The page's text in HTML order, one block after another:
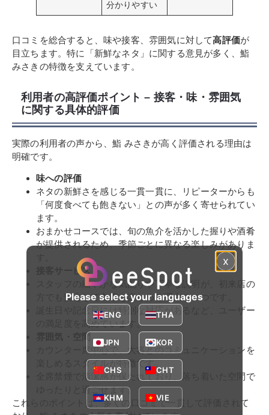
分かりやすい
口コミを総合すると、味や接客、雰囲気に対して高評価が
目立ちます。特に「新鮮なネタ」に関する意見が多く、鮨
みさきの特徴を支えています。
利用者の高評価ポイント – 接客・味・雰囲気
に関する具体的評価
実際の利用者の声から、鮨 みさきが高く評価される理由は
明確です。
味への評価
ネタの新鮮さを感じる一貫一貫に、リピーターからも
「何度食べても飽きない」との声が多く寄せられてい
ます。
おまかせコースでは、旬の魚介を活かした握りや酒肴
が提供されるため、季節ごとに異なる楽しみがありま
接客サービス
スタッフの細やかな気配りや丁寧な説明が、初来店の
方でも安心して食事を楽しめる理由の一つです。
誕生日や記念日には特別な対応があるなど、ユーザー
の満足度を高めています。
雰囲気・空間
カウンター席中心で、大将とのコミュニケーションを
楽しめるスタイルが特徴です。
全席禁煙で清潔感が保たれており、落ち着いた空間で
ゆったりと過ごせます。
これらのポイントは、多くの口コミで一貫して評価されて
x
Please select your languages
ENG THA
JPN KOR
CHS CHT
KHM VIE